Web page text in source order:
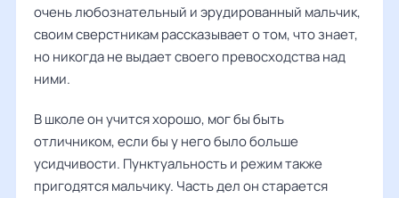
очень любознательный и эрудированный мальчик,
своим сверстникам рассказывает о том, что знает,
но никогда не выдает своего превосходства над
ними.
В школе он учится хорошо, мог бы быть
отличником, если бы у него было больше
усидчивости. Пунктуальность и режим также
пригодятся мальчику. Часть дел он старается